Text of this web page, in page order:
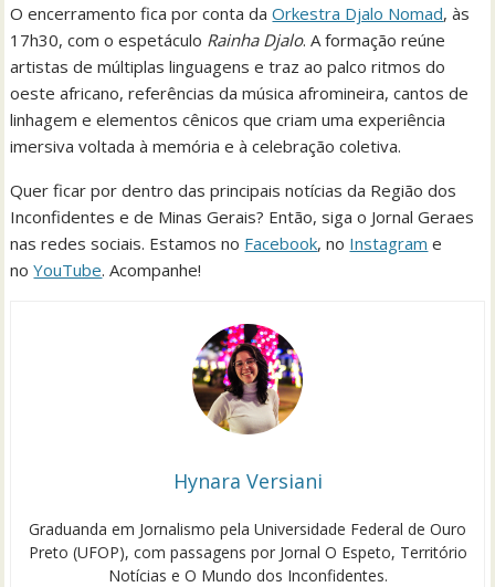
O encerramento fica por conta daOrkestra Djalo Nomad, às
17h30, com o espetáculo Rainha Djalo. A formação reúne
artistas de múltiplas linguagens e traz ao palco ritmos do
oeste africano, referências da música afromineira, cantos de
linhagem e elementos cênicos que criam uma experiência
imersiva voltada à memória e à celebração coletiva.
Quer ficar por dentro das principais notícias da Região dos
Inconfidentes e de Minas Gerais? Então, siga o Jornal Geraes
nas redes sociais. Estamos no Facebook, no Instagram e
noYouTube. Acompanhe!
Hynara Versiani
Graduanda em Jornalismo pela Universidade Federal de Ouro
Preto (UFOP), com passagens por Jornal O Espeto, Território
Notícias e O Mundo dos Inconfidentes.